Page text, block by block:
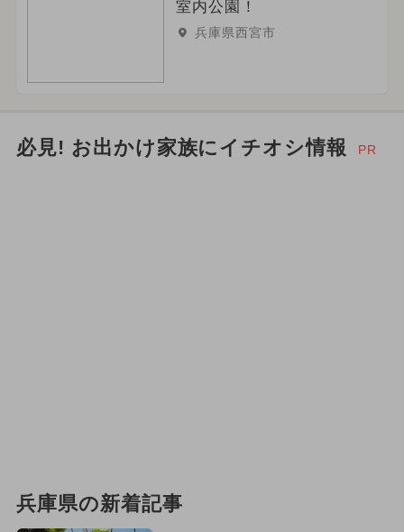
室内公園！
兵庫県西宮市
必見! お出かけ家族にイチオシ情報 PR
兵庫県の新着記事